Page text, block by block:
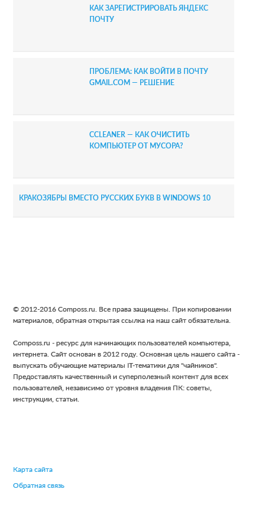
КАК ЗАРЕГИСТРИРОВАТЬ ЯНДЕКС
ПОЧТУ
ПРОБЛЕМА: КАК ВОЙТИ В ПОЧТУ
GMAIL.COM — РЕШЕНИЕ
CCLEANER — КАК ОЧИСТИТЬ
КОМПЬЮТЕР ОТ МУСОРА?
КРАКОЗЯБРЫ ВМЕСТО РУССКИХ БУКВ В WINDOWS 10
Footer
© 2012-2016 Composs.ru. Все права защищены. При копировании
материалов, обратная открытая ссылка на наш сайт обязательна.
Composs.ru - ресурс для начинающих пользователей компьютера,
интернета. Сайт основан в 2012 году. Основная цель нашего сайта -
выпускать обучающие материалы IT-тематики для "чайников".
Предоставлять качественный и суперполезный контент для всех
пользователей, независимо от уровня владения ПК: советы,
инструкции, статьи.
Карта сайта
Обратная связь